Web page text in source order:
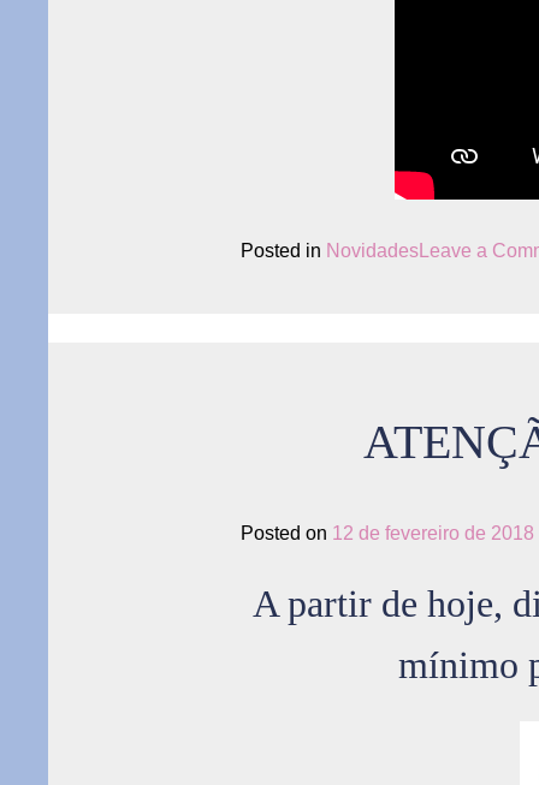
Posted in NovidadesLeave a
Posted on 12 de fevereiro de 2018
A partir de hoje,
mínimo